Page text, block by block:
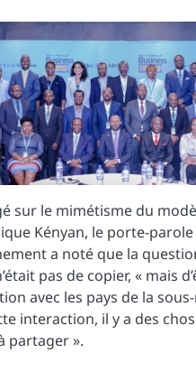
sur le mimétisme du
Kényan, le porte-
a noté que la
pas de copier, « mais
avec les pays de la
interaction, il y a des
partager ».